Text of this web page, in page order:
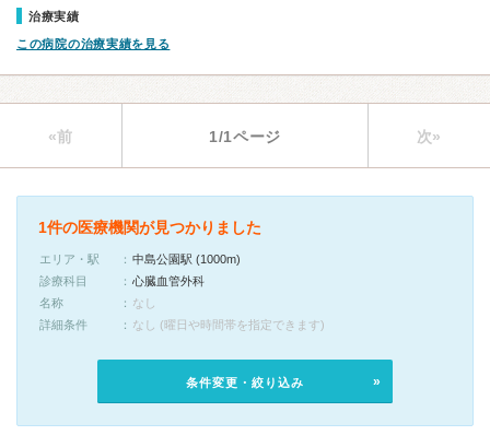
治療実績
この病院の治療実績を見る
«前 1/1ページ 次»
1件の医療機関が見つかりました
エリア・駅
中島公園駅 (1000m)
診療科目
心臓血管外科
名称
なし
詳細条件
なし (曜日や時間帯を指定できます)
条件変更・絞り込み